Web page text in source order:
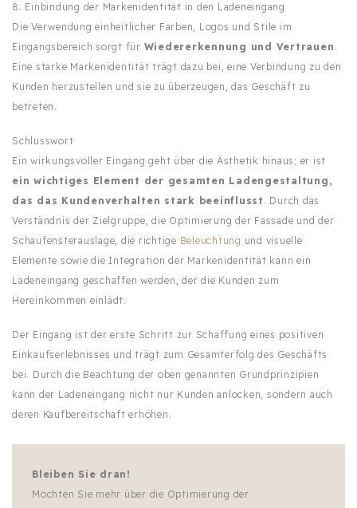
8. Einbindung der Markenidentität in den Ladeneingang
Die Verwendung einheitlicher Farben, Logos und Stile im
Eingangsbereich sorgt für Wiedererkennung und Vertrauen.
Eine starke Markenidentität trägt dazu bei, eine Verbindung zu den
Kunden herzustellen und sie zu überzeugen, das Geschäft zu
betreten.
Schlusswort
Ein wirkungsvoller Eingang geht über die Ästhetik hinaus; er ist
ein wichtiges Element der gesamten Ladengestaltung,
das das Kundenverhalten stark beeinflusst . Durch das
Verständnis der Zielgruppe, die Optimierung der Fassade und der
Schaufensterauslage, die richtige Beleuchtung und visuelle
Elemente sowie die Integration der Markenidentität kann ein
Ladeneingang geschaffen werden, der die Kunden zum
Hereinkommen einlädt.
Der Eingang ist der erste Schritt zur Schaffung eines positiven
Einkaufserlebnisses und trägt zum Gesamterfolg des Geschäfts
bei. Durch die Beachtung der oben genannten Grundprinzipien
kann der Ladeneingang nicht nur Kunden anlocken, sondern auch
deren Kaufbereitschaft erhöhen.
Bleiben Sie dran!
Möchten Sie mehr über die Optimierung der